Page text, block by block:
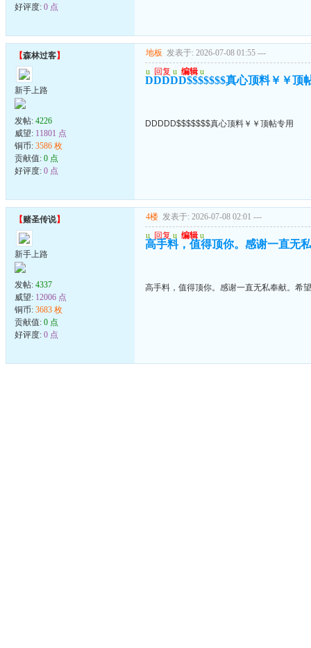
好评度: 0 点
【森林过客】
新手上路
发帖: 4226
威望: 11801 点
铜币: 3586 枚
贡献值: 0 点
好评度: 0 点
地板 发表于: 2026-07-08 01:55 ---
u 回复 u 编辑 u
DDDDD$$$$$$$真心顶料￥￥顶
DDDDD$$$$$$$真心顶料￥￥顶帖专用
【赌圣传说】
新手上路
发帖: 4337
威望: 12006 点
铜币: 3683 枚
贡献值: 0 点
好评度: 0 点
4楼 发表于: 2026-07-08 02:01 ---
u 回复 u 编辑 u
高手料，值得顶你。感谢一直无
高手料，值得顶你。感谢一直无私奉献。希